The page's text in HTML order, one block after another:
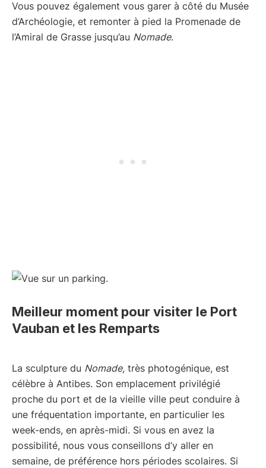
Vous pouvez également vous garer à côté du Musée
d’Archéologie, et remonter à pied la Promenade de
l’Amiral de Grasse jusqu’au Nomade.
Meilleur moment pour visiter le Port
Vauban et les Remparts
La sculpture du Nomade, très photogénique, est
célèbre à Antibes. Son emplacement privilégié
proche du port et de la vieille ville peut conduire à
une fréquentation importante, en particulier les
week-ends, en après-midi. Si vous en avez la
possibilité, nous vous conseillons d’y aller en
semaine, de préférence hors périodes scolaires. Si